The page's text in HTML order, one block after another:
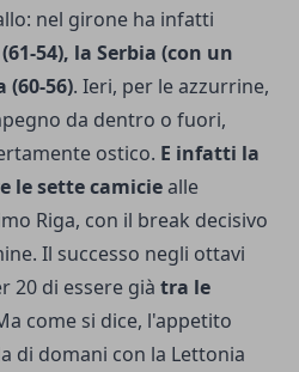
nel girone ha infatti
54), la Serbia (con un
(60-56). Ieri, per le azzurrine,
da dentro o fuori,
ostico. E infatti la
le sette camiciealle
Riga, con il break decisivo
Il successo negli ottavi
20 di essere già tra le
come si dice, l'appetito
di domani con la Lettonia